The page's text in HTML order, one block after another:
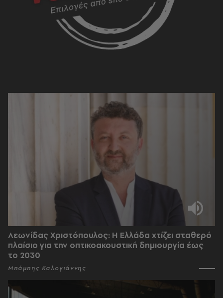
Λεωνίδας Χριστόπουλος: Η Ελλάδα χτίζει σταθερό
πλαίσιο για την οπτικοακουστική δημιουργία έως
το 2030
Μπάμπης Καλογιάννης